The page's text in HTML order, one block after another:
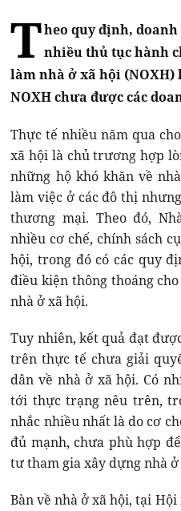
Theo quy định,
nhiều thủ tục hành
làm nhà ở xã hội
NOXH chưa được các
Thực tế nhiều năm qua
xã hội là chủ trương hợp
những hộ khó khăn về
làm việc ở các đô thị
thương mại. Theo đó,
nhiều cơ chế, chính sách
hội, trong đó có các quy
điều kiện thông thoáng
nhà ở xã hội.
Tuy nhiên, kết quả đạt
trên thực tế chưa giải
dân về nhà ở xã hội. Có
tới thực trạng nêu trên,
nhắc nhiều nhất là do cơ
đủ mạnh, chưa phù hợp
tư tham gia xây dựng nhà ở
Bàn về nhà ở xã hội, tại